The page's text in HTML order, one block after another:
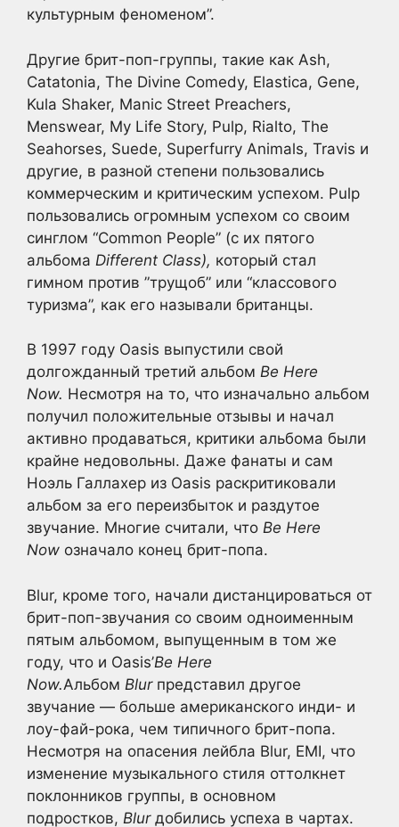
культурным феноменом”.
Другие брит-поп-группы, такие как Ash,
Catatonia, The Divine Comedy, Elastica, Gene,
Kula Shaker, Manic Street Preachers,
Menswear, My Life Story, Pulp, Rialto, The
Seahorses, Suede, Superfurry Animals, Travis и
другие, в разной степени пользовались
коммерческим и критическим успехом. Pulp
пользовались огромным успехом со своим
синглом “Common People” (с их пятого
альбома Different Class), который стал
гимном против ”трущоб” или “классового
туризма”, как его называли британцы.
В 1997 году Oasis выпустили свой
долгожданный третий альбом Be Here
Now. Несмотря на то, что изначально альбом
получил положительные отзывы и начал
активно продаваться, критики альбома были
крайне недовольны. Даже фанаты и сам
Ноэль Галлахер из Oasis раскритиковали
альбом за его переизбыток и раздутое
звучание. Многие считали, что Be Here
Now означало конец брит-попа.
Blur, кроме того, начали дистанцироваться от
брит-поп-звучания со своим одноименным
пятым альбомом, выпущенным в том же
году, что и Oasis’Be Here
Now.Альбом Blurпредставил другое
звучание — больше американского инди- и
лоу-фай-рока, чем типичного брит-попа.
Несмотря на опасения лейбла Blur, EMI, что
изменение музыкального стиля оттолкнет
поклонников группы, в основном
подростков, Blurдобились успеха в чартах.